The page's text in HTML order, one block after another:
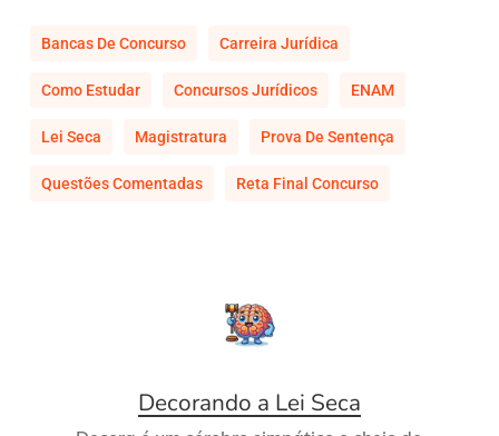
Bancas De Concurso Carreira Jurídica
Como Estudar Concursos Jurídicos ENAM
Lei Seca Magistratura Prova De Sentença
Questões Comentadas Reta Final Concurso
Decorando a Lei Seca